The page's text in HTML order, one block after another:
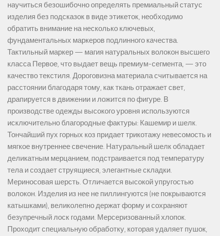
научиться безошибочно определять премиальный статус
изделия без подсказок в виде этикеток, необходимо
обратить внимание на несколько ключевых,
фундаментальных маркеров подлинного качества.
Тактильный маркер — магия натуральных волокон высшего
класса Первое, что выдает вещь премиум-сегмента, — это
качество текстиля. Дороговизна материала считывается на
расстоянии благодаря тому, как ткань отражает свет,
драпируется в движении и ложится по фигуре. В
производстве одежды высокого уровня используются
исключительно благородные фактуры: Кашемир и шелк.
Тончайший пух горных коз придает трикотажу невесомость и
мягкое внутреннее свечение. Натуральный шелк обладает
деликатным мерцанием, подстраивается под температуру
тела и создает струящиеся, элегантные складки.
Мериносовая шерсть. Отличается высокой упругостью
волокон. Изделия из нее не пиллингуются (не покрываются
катышками), великолепно держат форму и сохраняют
безупречный лоск годами. Мерсеризованный хлопок.
Проходит специальную обработку, которая удаляет пушок,